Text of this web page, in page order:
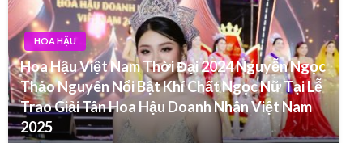
HOA HẬU
Hoa Hậu Việt Nam Thời Đại 2024 Nguyễn Ngọc
Thảo Nguyên Nổi Bật Khí Chất Ngọc Nữ Tại Lễ
Trao Giải Tân Hoa Hậu Doanh Nhân Việt Nam
2025